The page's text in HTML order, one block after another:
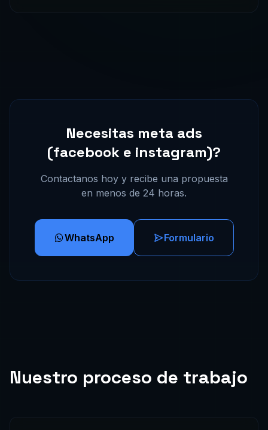
Necesitas meta ads
(facebook e instagram)?
Contactanos hoy y recibe una propuesta
en menos de 24 horas.
WhatsApp Formulario
Nuestro proceso de trabajo